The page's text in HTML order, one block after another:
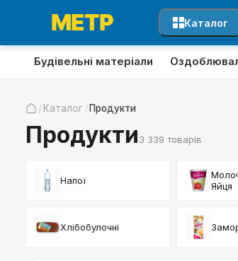
Каталог
Будівельні матеріали
/Каталог/Продукти
Продукти3 339 товарів
Напої
Яйця
Хлібобулочні